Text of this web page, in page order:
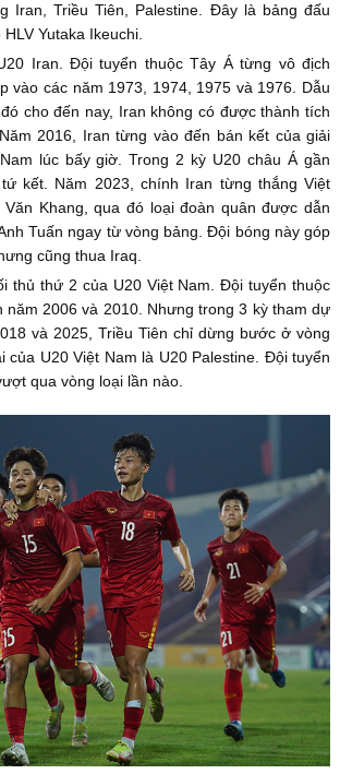
Iran, Triều Tiên, Palestine. Đây là bảng đấu
Yutaka Ikeuchi.
Iran. Đội tuyển thuộc Tây Á từng vô địch
vào các năm 1973, 1974, 1975 và 1976. Dẫu
cho đến nay, Iran không có được thành tích
2016, Iran từng vào đến bán kết của giải
lúc bấy giờ. Trong 2 kỳ U20 châu Á gần
kết. Năm 2023, chính Iran từng thắng Việt
Văn Khang, qua đó loại đoàn quân được dẫn
Tuấn ngay từ vòng bảng. Đội bóng này góp
cũng thua Iraq.
thủ thứ 2 của U20 Việt Nam. Đội tuyển thuộc
năm 2006 và 2010. Nhưng trong 3 kỳ tham dự
và 2025, Triều Tiên chỉ dừng bước ở vòng
của U20 Việt Nam là U20 Palestine. Đội tuyển
qua vòng loại lần nào.